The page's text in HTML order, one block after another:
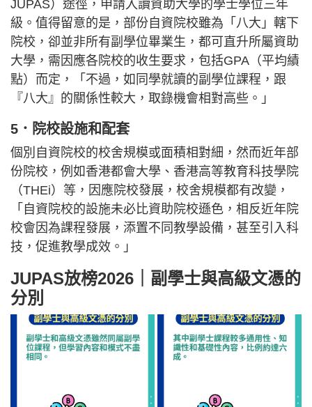
JUPAS）途徑，申請入讀資助大學的學士學位三年
級。值得留意的是，部份自資院校雖為「八大」轄下
院校，卻並非所有副學位畢業生，都可直升所屬資助
大學，需因應各院校的收生要求，包括GPA（平均績
點）而定，「不過，如同學就讀的副學位課程，跟
『八大』的關係性較大，取錄機會相對高些。」
5．院校設施和配套
個別自資院校的校舍規模或面積相對細，然而近年部
份院校，例如香港都會大學、香港高等教育科技學院
（THEi）等，因應院校發展，校舍規模都有改變，
「自資院校的設施未必比資助院校遜色，相反近年院
校會因為課程發展，添置不同教學設備，甚至引入科
技，促進教學成效。」
JUPAS放榜2026｜副學士與高級文憑的
分別